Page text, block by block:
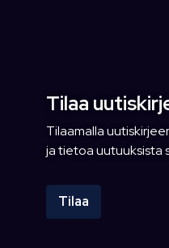
Tilaa
Tilaamalla
ja tietoa uutuuksista
Tilaa